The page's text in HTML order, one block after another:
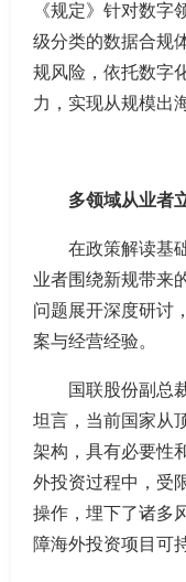
《规定》针对数字
级分类的数据合规
规风险，依托数字
力，实现从规模出
多领域从业者
在政策解读基
业者围绕新规带来
问题展开深度研讨
案与经营经验。
国联股份副总
坦言，当前国家从
架构，具有必要性
外投资过程中，受
操作，埋下了诸多
障海外投资项目可